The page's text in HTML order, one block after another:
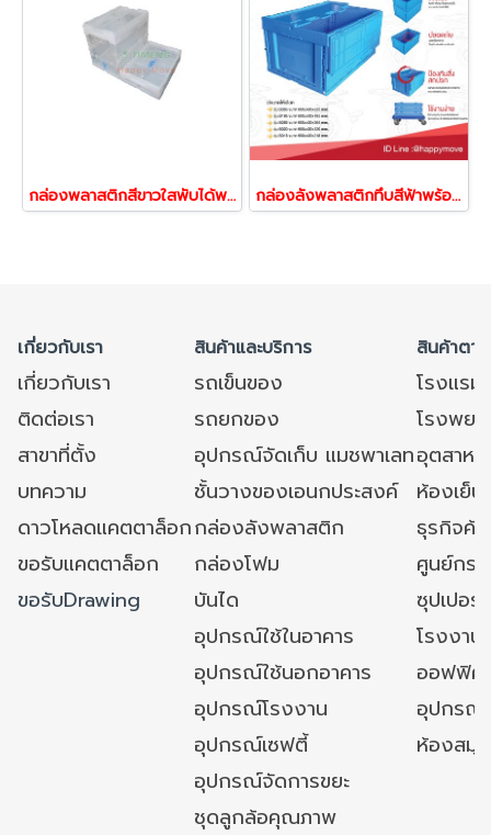
กล่องพลาสติกสีขาวใสพับได้พร้อมฝา Happy Move 41806 กล่องลังพลาสติกทึบสีฟ้าพร้อมฝา พับได้ Happy Move 41844
เกี่ยวกับเรา สินค้าและบริการ สินค้าตา
เกี่ยวกับเรา รถเข็นของ
โรงแร
ติดต่อเรา
รถยกของ
โรงพย
สาขาที่ตั้ง
อุปกรณ์จัดเก็บ แมชพาเลทอุตสาหก
บทความ
ชั้นวางของเอนกประสงค์
ห้องเย็
ดาวโหลดแคตตาล็อกกล่องลังพลาสติก
ธุรกิจค้
ขอรับแคตตาล็อก
กล่องโฟม
ศูนย์กร
ขอรับDrawing
บันได
ซุปเปอ
อุปกรณ์ใช้ในอาคาร
โรงงา
อุปกรณ์ใช้นอกอาคาร
ออฟฟิศ/
อุปกรณ์โรงงาน
อุปกรณ์
อุปกรณ์เซฟตี้
ห้องสมุ
อุปกรณ์จัดการขยะ
ชุดลูกล้อคุณภาพ